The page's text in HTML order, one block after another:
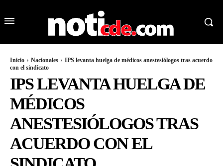
Inicio Nacionales
IPS levanta huelga de médicos anestesiólogos tras acuerdo
con el sindicato
IPS LEVANTA HUELGA DE
MÉDICOS
ANESTESIÓLOGOS TRAS
ACUERDO CON EL